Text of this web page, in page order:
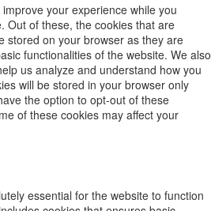
your experience while you
Out of these, the cookies that are
stored on your browser as they are
functionalities of the website. We also
us analyze and understand how you
will be stored in your browser only
the option to opt-out of these
of these cookies may affect your
essential for the website to function